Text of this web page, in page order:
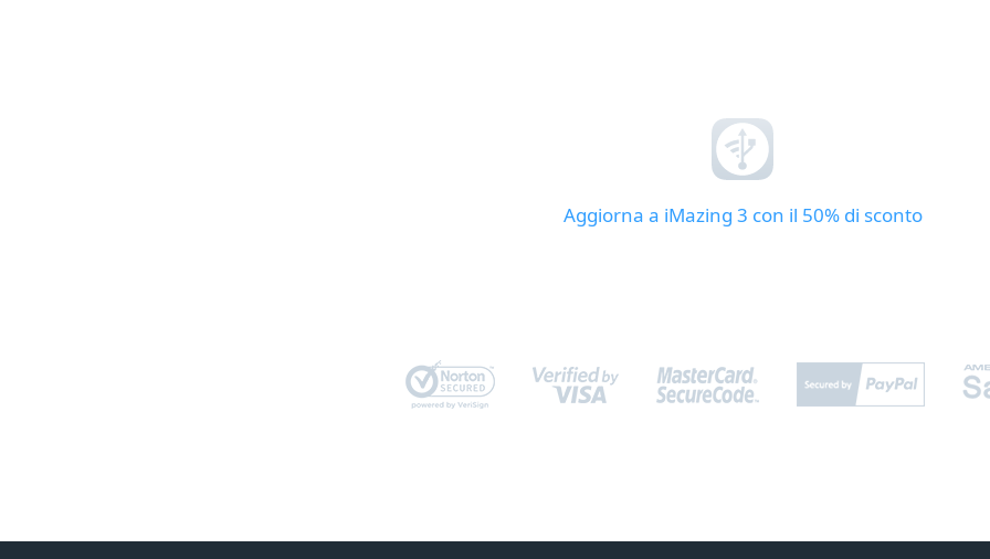
Aggiorna a iMazing 3 con il 50% di sconto